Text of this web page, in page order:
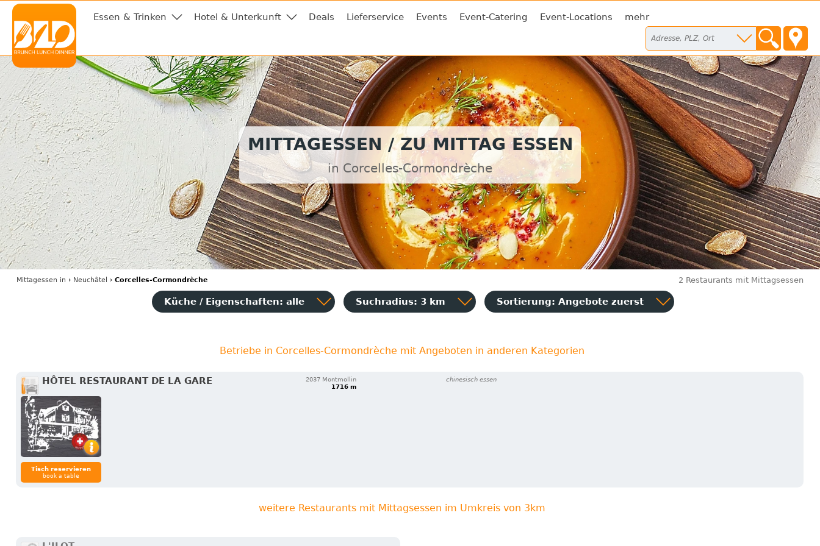
Essen & Trinken Hotel & Unterkunft Deals Lieferservice Events Event-Catering Event-Locations mehr
MITTAGESSEN / ZU MITTAG ESSEN
in Corcelles-Cormondrèche
Mittagessen in › Neuchâtel › Corcelles-Cormondrèche 2 Restaurants mit Mittagsessen
Küche / Eigenschaften: alle Suchradius: 3 km Sortierung: Angebote zuerst
Betriebe in Corcelles-Cormondrèche mit Angeboten in anderen Kategorien
HÔTEL RESTAURANT DE LA GARE
2037 Montmollin
1716 m
chinesisch essen
Tisch reservieren
book a table
weitere Restaurants mit Mittagsessen im Umkreis von 3km